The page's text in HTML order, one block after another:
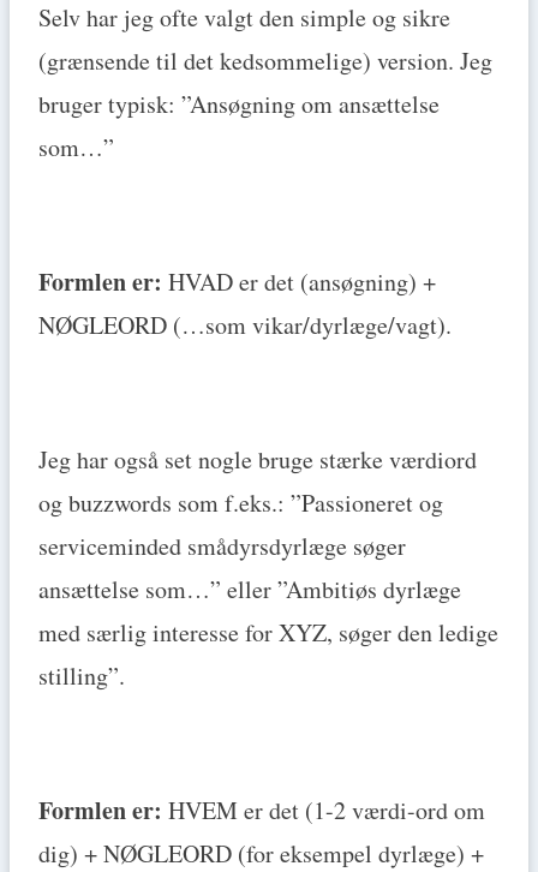
Selv har jeg ofte valgt den simple og sikre
(grænsende til det kedsommelige) version. Jeg
bruger typisk: ”Ansøgning om ansættelse
som…”
Formlen er: HVAD er det (ansøgning) +
NØGLEORD (…som vikar/dyrlæge/vagt).
Jeg har også set nogle bruge stærke værdiord
og buzzwords som f.eks.: ”Passioneret og
serviceminded smådyrsdyrlæge søger
ansættelse som…” eller ”Ambitiøs dyrlæge
med særlig interesse for XYZ, søger den ledige
stilling”.
Formlen er: HVEM er det (1-2 værdi-ord om
dig) + NØGLEORD (for eksempel dyrlæge) +